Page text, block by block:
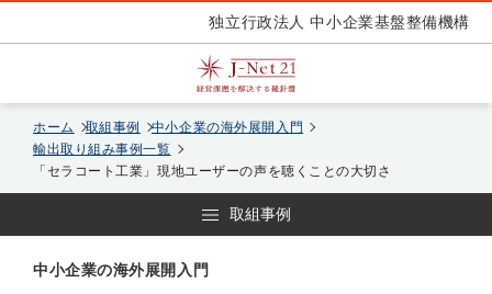
独立行政法人 中小企業基盤整備機構
ホーム 取組事例
中小企業の海外展開入門
輸出取り組み事例一覧
「セラコート工業」現地ユーザーの声を聴くことの大切さ
取組事例
中小企業の海外展開入門